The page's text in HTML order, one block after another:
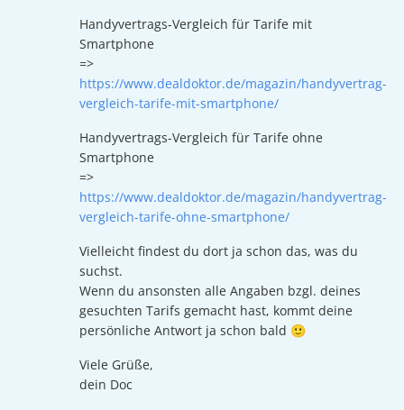
Handyvertrags-Vergleich für Tarife mit
Smartphone
=>
https://www.dealdoktor.de/magazin/handyvertrag-
vergleich-tarife-mit-smartphone/
Handyvertrags-Vergleich für Tarife ohne
Smartphone
=>
https://www.dealdoktor.de/magazin/handyvertrag-
vergleich-tarife-ohne-smartphone/
Vielleicht findest du dort ja schon das, was du
suchst.
Wenn du ansonsten alle Angaben bzgl. deines
gesuchten Tarifs gemacht hast, kommt deine
persönliche Antwort ja schon bald 🙂
Viele Grüße,
dein Doc